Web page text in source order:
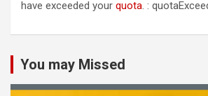
have exceeded your quota. :
You may Missed